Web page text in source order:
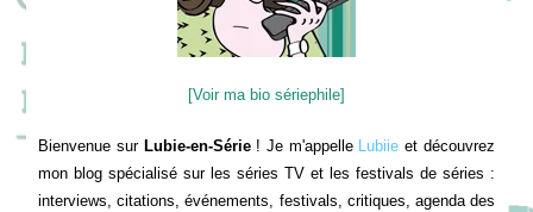
[Voir ma bio sériephile]
Bienvenue sur Lubie-en-Série! Je m'appelle Lubiie et découvrez
mon blog spécialisé sur les séries TV et les festivals de séries :
interviews, citations, événements, festivals, critiques, agenda des